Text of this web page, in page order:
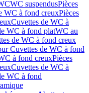
WC suspendusPièces
WC à fond creuxPièces
Cuvettes de WC à
WC à fond platWC au
de WC à fond creux
Cuvettes de WC à fond
à fond creuxPièces
Cuvettes de WC à
WC à fond